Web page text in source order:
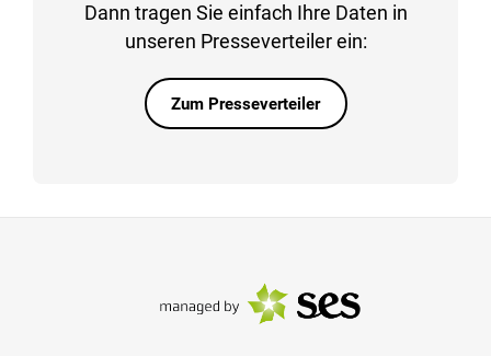
Dann tragen Sie einfach Ihre Daten in
unseren Presseverteiler ein:
Zum Presseverteiler